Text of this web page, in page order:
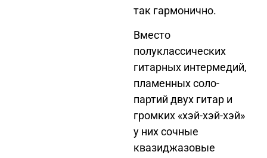
так гармонично.
Вместо
полуклассических
гитарных интермедий,
пламенных соло-
партий двух гитар и
громких «хэй-хэй-хэй»
у них сочные
квазиджазовые